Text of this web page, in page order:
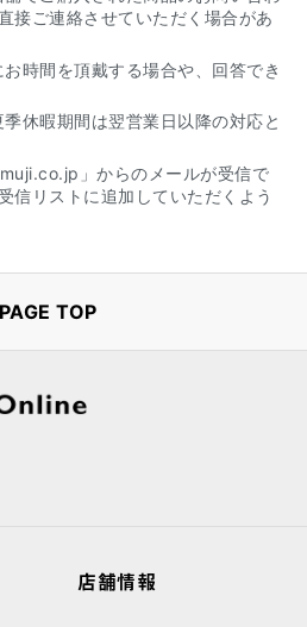
接ご連絡させていただく場合があ
時間を頂戴する場合や、回答でき
休暇期間は翌営業日以降の対応と
」からのメールが受信で
信リストに追加していただくよう
PAGE TOP
店舗情報